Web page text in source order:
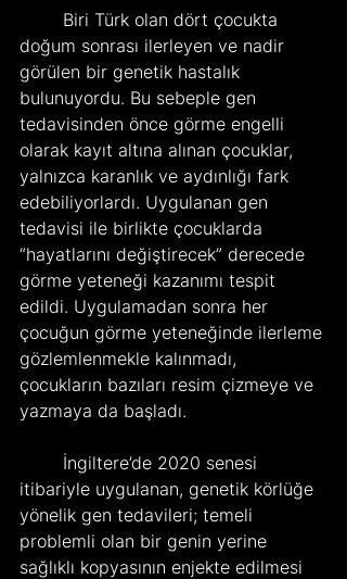
doğum sonrası ilerleyen ve nadir
görülen bir genetik hastalık
bulunuyordu. Bu sebeple gen
tedavisinden önce görme engelli
olarak kayıt altına alınan çocuklar,
yalnızca karanlık ve aydınlığı fark
edebiliyorlardı. Uygulanan gen
tedavisi ile birlikte çocuklarda
“hayatlarını değiştirecek” derecede
görme yeteneği kazanımı tespit
edildi. Uygulamadan sonra her
çocuğun görme yeteneğinde ilerleme
gözlemlenmekle kalınmadı,
çocukların bazıları resim çizmeye ve
yazmaya da başladı.
itibariyle uygulanan, genetik körlüğe
yönelik gen tedavileri; temeli
problemli olan bir genin yerine
sağlıklı kopyasının enjekte edilmesi